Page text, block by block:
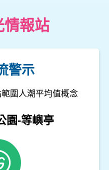
情報站
警示
圍人潮平均值概念
服務中心(室內)